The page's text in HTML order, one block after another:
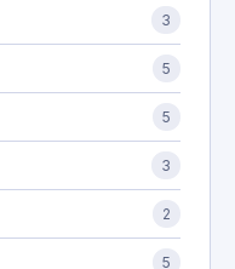
3
5
5
3
2
5